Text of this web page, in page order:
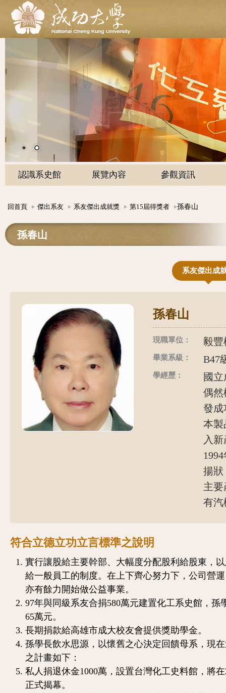
認識系史館 展覽內容 參觀資訊
回首頁 傑出系友 系友傑出成就獎 第15屆得獎者 孫春山
孫春山
系友傑出成
孫春山
現職單位： 毅豐
畢業系級： B47
學經歷：
國
偶然
發成
本製
入
揚狀
主
有汽
符合立德立功立言標準之說明
實行讓股給主要幹部、大幅度分配股利給股東，
給一般員工的制度。在上下齊心努力下，公司營
亦有餘力開始做公益事業。
97年與同級系友合捐580萬元建置化工系史館，孫
65萬元。
長期捐款給高雄市成大校友會提供獎助學金。
孫學長飲水思源，以懷舊之心決定回饋母系，現
之計畫如下：
私人捐退休金1000萬，設置台灣化工史料館，將在
正式揭幕。